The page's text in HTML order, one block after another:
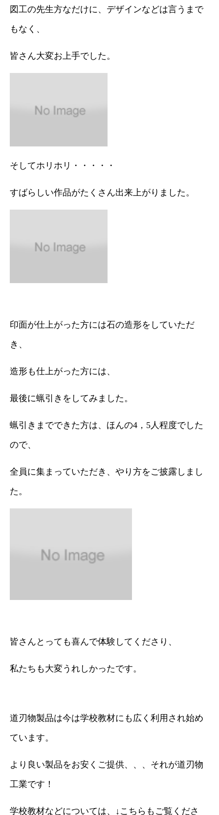
図工の先生方なだけに、デザインなどは言うまで
もなく、
皆さん大変お上手でした。
そしてホリホリ・・・・・
すばらしい作品がたくさん出来上がりました。
印面が仕上がった方には石の造形をしていただ
き、
造形も仕上がった方には、
最後に蝋引きをしてみました。
蝋引きまでできた方は、ほんの4，5人程度でした
ので、
全員に集まっていただき、やり方をご披露しまし
た。
皆さんとっても喜んで体験してくださり、
私たちも大変うれしかったです。
道刃物製品は今は学校教材にも広く利用され始め
ています。
より良い製品をお安くご提供、、、それが道刃物
工業です！
学校教材などについては、↓こちらもご覧くださ